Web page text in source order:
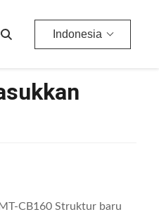
Indonesia
CB160 Struktur baru